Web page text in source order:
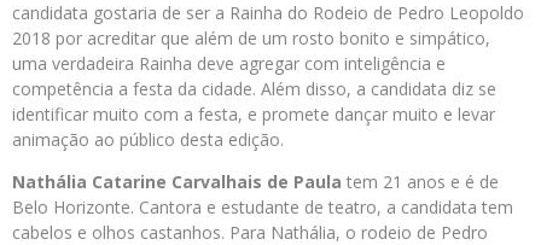
candidata gostaria de ser a Rainha do Rodeio de Pedro Leopoldo
2018 por acreditar que além de um rosto bonito e simpático,
uma verdadeira Rainha deve agregar com inteligência e
competência a festa da cidade. Além disso, a candidata diz se
identificar muito com a festa, e promete dançar muito e levar
animação ao público desta edição.
Nathália Catarine Carvalhais de Paula tem 21 anos e é de
Belo Horizonte. Cantora e estudante de teatro, a candidata tem
cabelos e olhos castanhos. Para Nathália, o rodeio de Pedro